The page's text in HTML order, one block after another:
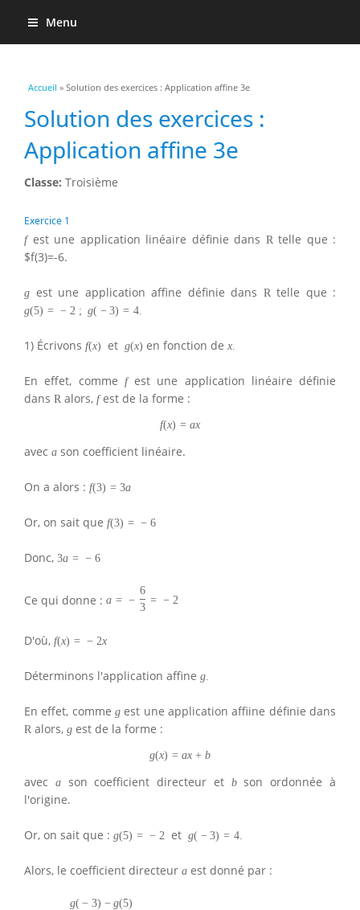
Menu
Vous êtes ici
Accueil » Solution des exercices : Application affine 3e
Solution des exercices :
Application affine 3e
Classe: Troisième
Exercice 1
fest une application linéaire définie dans R telle que :
$f(3)=-6.
g est une application affine définie dans R telle que :
g(5) = − 2 ; g( − 3) = 4.
1) Écrivons f(x) et g(x) en fonction de x
En effet, comme fest une application linéaire définie
dans R alors, fest de la forme :
f(x) = ax
avec a son coefficient linéaire.
On a alors : f(3) = 3a
Or, on sait que f(3) = − 6
Donc, 3a = − 6
Ce qui donne : a = −
6
3
= − 2
D'où, f(x) = − 2x
Déterminons l'application affine g
En effet, comme g est une application affine définie dans
R alors, g est de la forme :
g(x) = ax + b
avec ason coefficient directeur et bson ordonnée à
l'origine.
Or, on sait que : g(5) = − 2 et g( − 3) = 4.
Alors, le coefficient directeur a est donné par :
g( − 3) − g(5)